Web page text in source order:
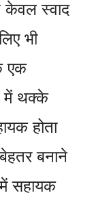
स्वाद
भी
एक
में थक्के
होता
बनाने
सहायक